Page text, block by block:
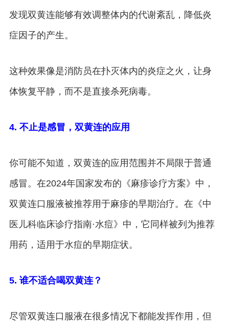
发现双黄连能够有效调整体内的代谢紊乱，降低炎
症因子的产生。
这种效果像是消防员在扑灭体内的炎症之火，让身
体恢复平静，而不是直接杀死病毒。
4. 不止是感冒，双黄连的应用
你可能不知道，双黄连的应用范围并不局限于普通
感冒。在2024年国家发布的《麻疹诊疗方案》中，
双黄连口服液被推荐用于麻疹的早期治疗。在《中
医儿科临床诊疗指南·水痘》中，它同样被列为推荐
用药，适用于水痘的早期症状。
5. 谁不适合喝双黄连？
尽管双黄连口服液在很多情况下都能发挥作用，但